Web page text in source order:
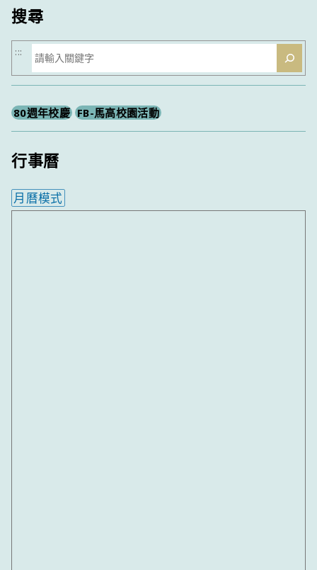
搜尋
搜
尋
:::
80週年校慶 FB-馬高校園活動
行事曆
月曆模式